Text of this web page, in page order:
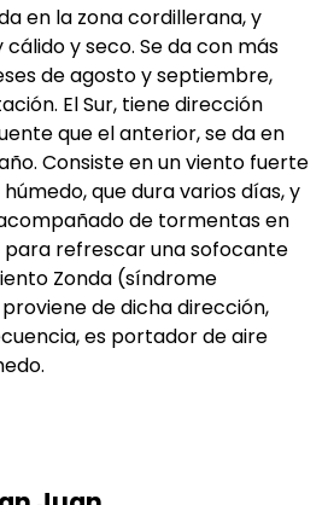
en la zona cordillerana, y
y seco. Se da con más
de agosto y septiembre,
El Sur, tiene dirección
que el anterior, se da en
Consiste en un viento fuerte
que dura varios días, y
de tormentas en
para refrescar una sofocante
Zonda (síndrome
de dicha dirección,
es portador de aire